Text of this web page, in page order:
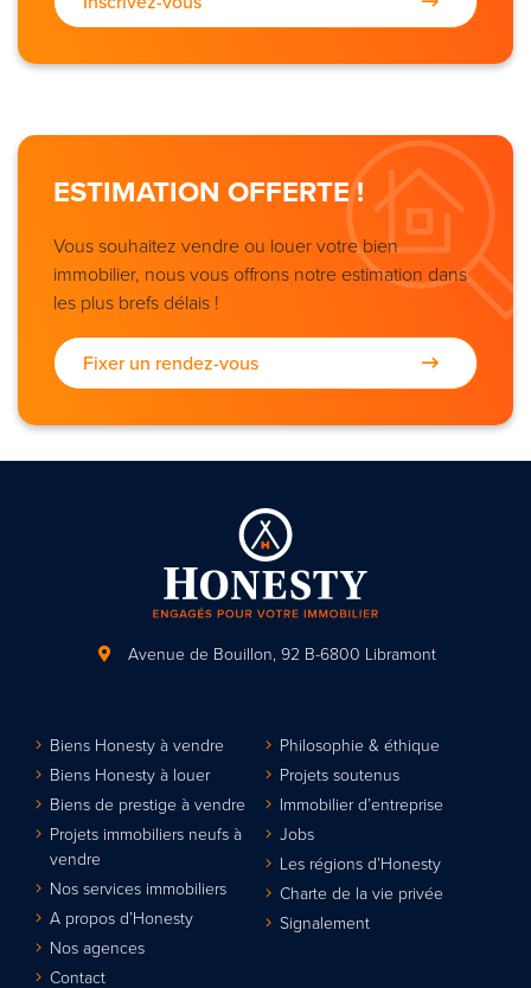
ESTIMATION OFFERTE !
Vous souhaitez vendre ou louer votre bien
immobilier, nous vous offrons notre estimation dans
les plus brefs délais !
Fixer un rendez-vous
Avenue de Bouillon, 92 B-6800 Libramont
Biens Honesty à vendre
Biens Honesty à louer
Biens de prestige à vendre
Projets immobiliers neufs à
vendre
Nos services immobiliers
A propos d’Honesty
Nos agences
Contact
Philosophie & éthique
Projets soutenus
Immobilier d’entreprise
Jobs
Les régions d’Honesty
Charte de la vie privée
Signalement